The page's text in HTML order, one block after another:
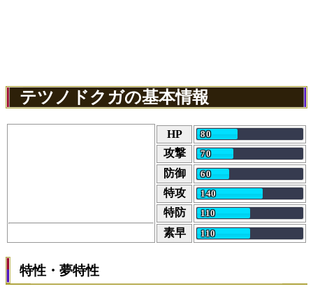
テツノドクガの基本情報
HP 80
攻撃 70
防御 60
特攻 140
特防 110
素早 110
特性・夢特性